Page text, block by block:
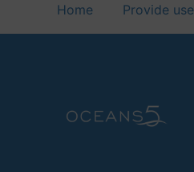
Home Provide